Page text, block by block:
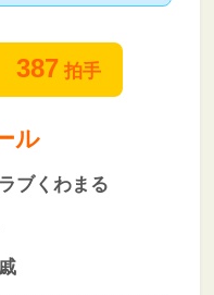
387 拍手
ル
ブくわまる